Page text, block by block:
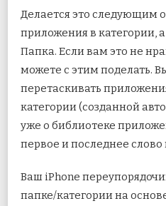
Делается это следующим
приложения в категории,
Папка. Если вам это не
можете с этим поделать.
перетаскивать
категории (созданной
уже о библиотеке
первое и последнее слово
Ваш iPhone
папке/категории на